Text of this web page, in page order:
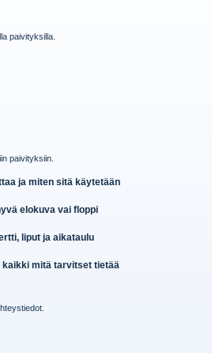
paivityksilla.
paivityksiin.
ja miten sitä käytetään
elokuva vai floppi
liput ja aikataulu
kaikki mitä tarvitset tietää